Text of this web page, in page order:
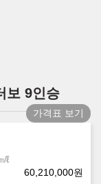
보 9인승
가격표 보기
/ℓ
60,210,000원